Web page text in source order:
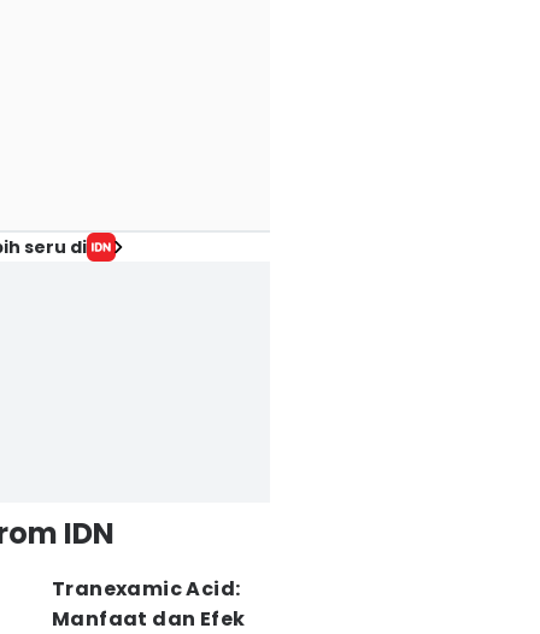
seru di
IDN
Tranexamic Acid:
Manfaat dan Efek